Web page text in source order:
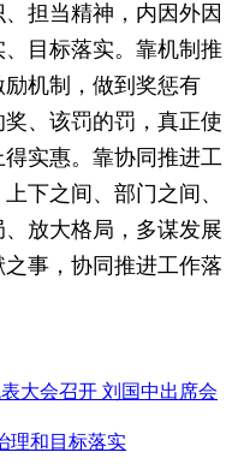
担当精神，内因外因
目标落实。靠机制推
机制，做到奖惩有
、该罚的罚，真正使
实惠。靠协同推进工
下之间、部门之间、
放大格局，多谋发展
事，协同推进工作落
大会召开 刘国中出席会
理和目标落实